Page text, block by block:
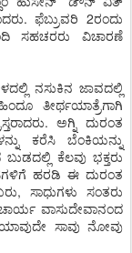
ಫೆಬ್ರುವರಿ 2ರಂದು
ಸಹಚರರು ವಿಚಾರಣೆ
ನಸುಕಿನ ಜಾವದಲ್ಲಿ
ತೀರ್ಥಯಾತ್ರೆಗಾಗಿ
ಅಗ್ನಿ ದುರಂತ
ಕರೆಸಿ ಬೆಂಕಿಯನ್ನು
ಕೆಲವು ಭಕ್ತರು
ಹರಡಿ ಈ ದುರಂತ
ಸಾಧುಗಳು ಸಂತರು
ವಾಸುದೇವಾನಂದ
ಸಾವು ನೋವು